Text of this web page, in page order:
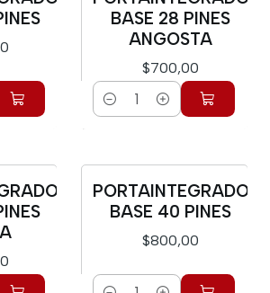
BASE 28 PINES
ANGOSTA
$700,00
Cantidad
PORTAINTEGRADO
BASE 40 PINES
$800,00